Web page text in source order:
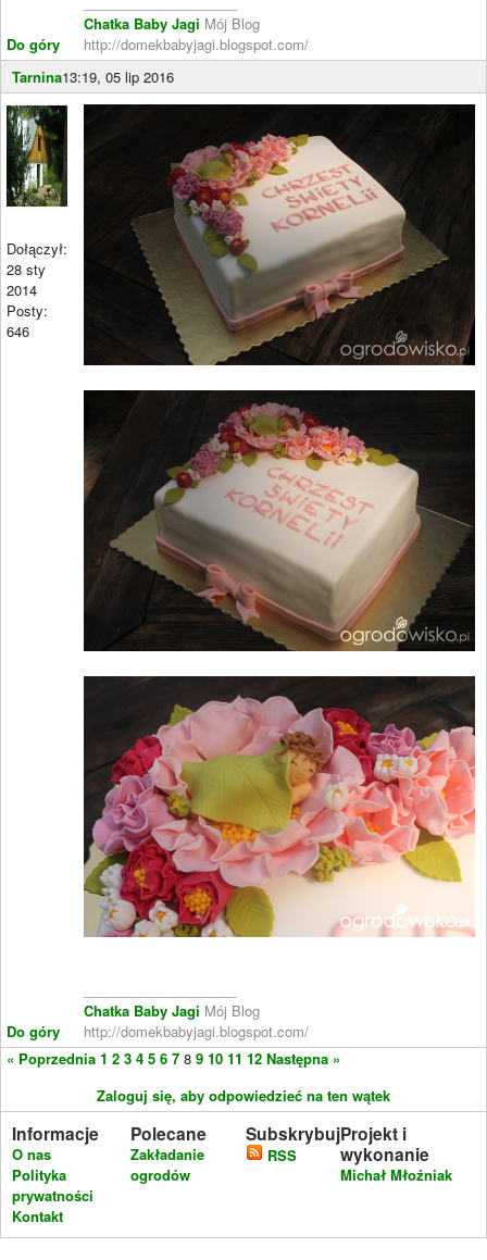
Do góry
Chatka Baby Jagi Mój Blog
http://domekbabyjagi.blogspot.com/
Tarnina13:19, 05 lip 2016
Dołączył:
28 sty
2014
Posty:
646
Do góry
Chatka Baby Jagi Mój Blog
http://domekbabyjagi.blogspot.com/
« Poprzednia 1 2 3 4 5 6 7 8 9 10 11 12 Następna »
Zaloguj się, aby odpowiedzieć na ten wątek
Informacje
O nas
Polityka
prywatności
Kontakt
Polecane
Zakładanie
ogrodów
Subskrybuj
RSS
Projekt i
wykonanie
Michał Młoźniak